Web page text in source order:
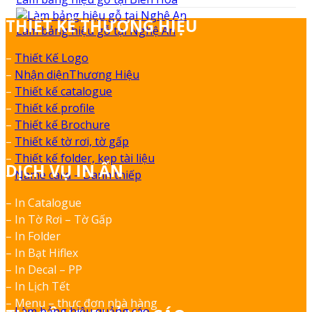
Làm bảng hiệu gỗ tại Nghệ An
THIẾT KẾ THƯƠNG HIỆU
– Thiết Kế Logo
– Nhận diệnThương Hiệu
– Thiết kế catalogue
– Thiết kế profile
– Thiết kế Brochure
– Thiết kế tờ rơi, tờ gấp
– Thiết kế folder, kẹp tài liệu
–Name card – Danh thiếp
DỊCH VỤ IN ẤN
– In Catalogue
– In Tờ Rơi – Tờ Gấp
– In Folder
– In Bạt Hiflex
– In Decal – PP
– In Lịch Tết
– Menu – thực đơn nhà hàng